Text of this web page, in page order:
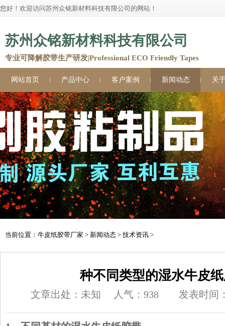
您好！欢迎访问苏州众铭新材料科技有限公司的网站！
苏州众铭新材料科技有限公司
专业可降解胶带生产研发|Professional ECO Friendly Tapes
网站首页 产品中心 客户案例 新闻动态 关
当前位置： 牛皮纸胶带厂家 > 新闻动态 > 技术资讯 >
种不同类型的湿水牛皮
文章出处：未知 人气： 938 发表时间